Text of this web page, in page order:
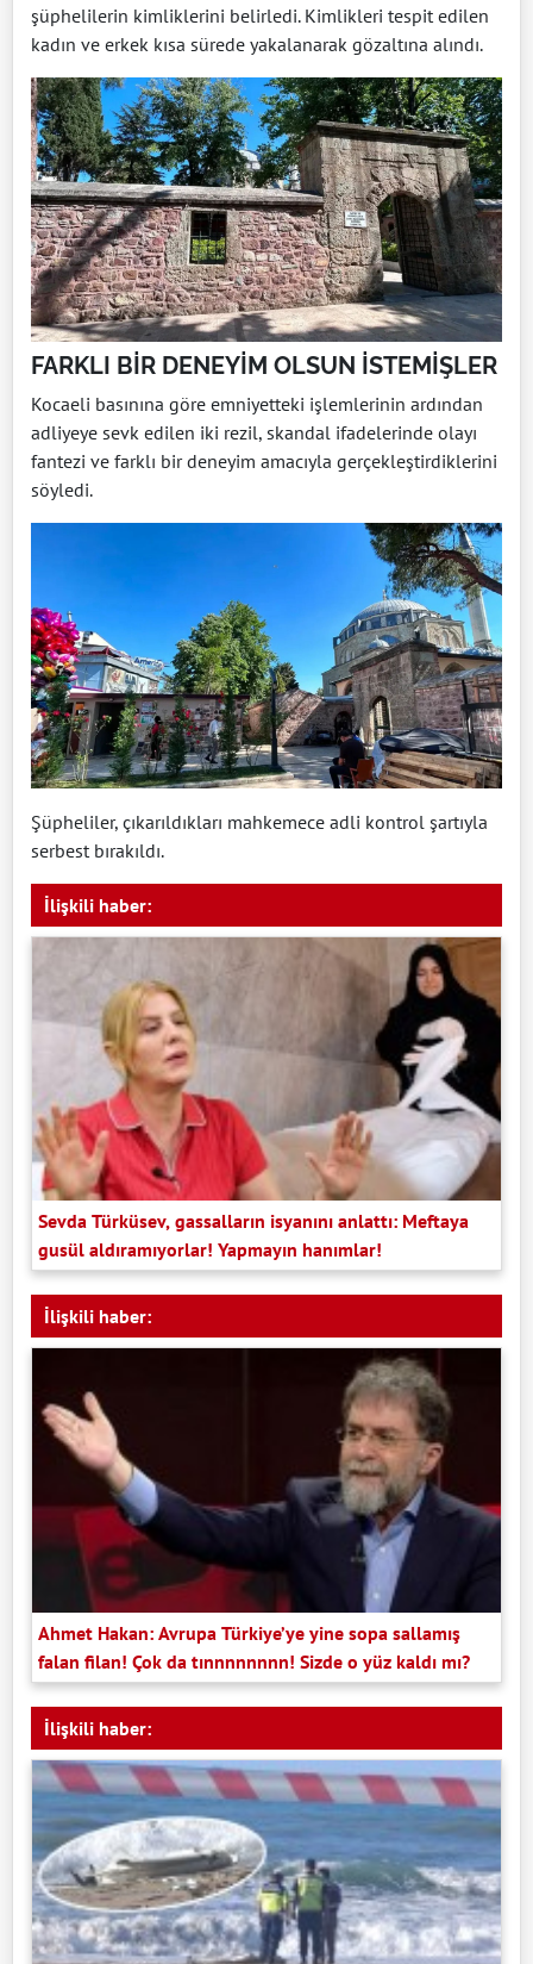
şüphelilerin kimliklerini belirledi. Kimlikleri tespit edilen
kadın ve erkek kısa sürede yakalanarak gözaltına alındı.
FARKLI BİR DENEYİM OLSUN İSTEMİŞLER
Kocaeli basınına göre emniyetteki işlemlerinin ardından
adliyeye sevk edilen iki rezil, skandal ifadelerinde olayı
fantezi ve farklı bir deneyim amacıyla gerçekleştirdiklerini
söyledi.
Şüpheliler, çıkarıldıkları mahkemece adli kontrol şartıyla
serbest bırakıldı.
İlişkili haber:
Sevda Türküsev, gassalların isyanını anlattı: Meftaya
gusül aldıramıyorlar! Yapmayın hanımlar!
İlişkili haber:
Ahmet Hakan: Avrupa Türkiye’ye yine sopa sallamış
falan filan! Çok da tınnnnnnnn! Sizde o yüz kaldı mı?
İlişkili haber: